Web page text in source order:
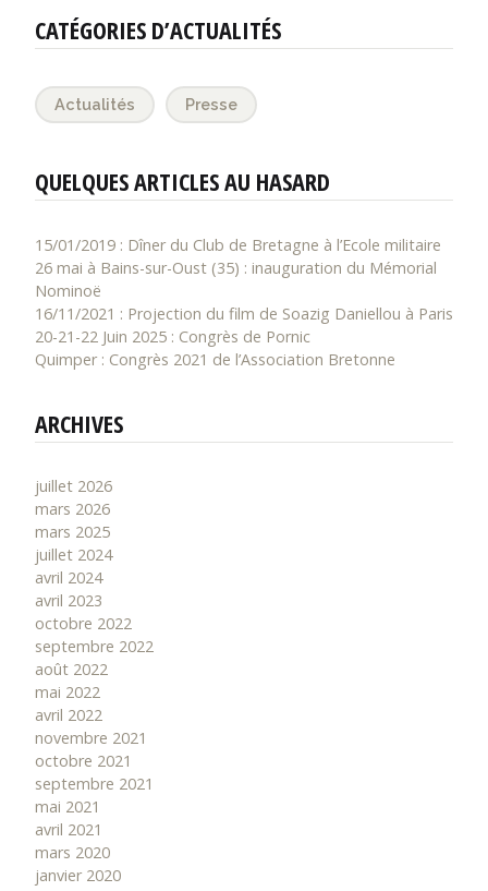
CATÉGORIES D’ACTUALITÉS
Actualités Presse
QUELQUES ARTICLES AU HASARD
15/01/2019 : Dîner du Club de Bretagne à l’Ecole militaire
26 mai à Bains-sur-Oust (35) : inauguration du Mémorial
Nominoë
16/11/2021 : Projection du film de Soazig Daniellou à Paris
20-21-22 Juin 2025 : Congrès de Pornic
Quimper : Congrès 2021 de l’Association Bretonne
ARCHIVES
juillet 2026
mars 2026
mars 2025
juillet 2024
avril 2024
avril 2023
octobre 2022
septembre 2022
août 2022
mai 2022
avril 2022
novembre 2021
octobre 2021
septembre 2021
mai 2021
avril 2021
mars 2020
janvier 2020